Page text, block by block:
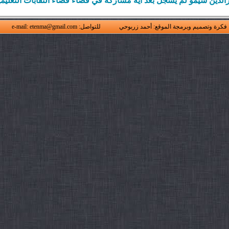
فكرة وتصميم وبرمجة الموقع: أحمد زربوحي للتواصل: e-mail: etenma@gmail.com